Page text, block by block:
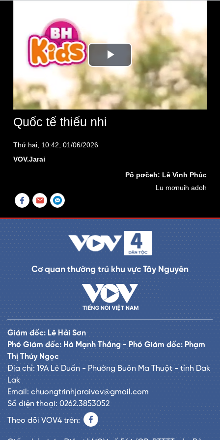
Play
Video
Quốc tế thiếu nhi
Thứ hai, 10:42, 01/06/2026
VOV.Jarai
Pô pơčeh: Lê Vinh Phúc
Lu mơnuih adoh
Cơ quan thường trú khu vực Tây Nguyên
Giám đốc: Lê Hải Sơn
Phó Giám đốc: Hà Mạnh Thắng - Phó Giám đốc: Phạm
Thị Thúy Ngọc
Địa chỉ: 19A Lê Duẩn - Phường Buôn Ma Thuột - tỉnh Dak
Lak
Email: chuongtrinhjaraivov@gmail.com
Số điện thoại: 0262.3853052
Theo dõi VOV4 trên: